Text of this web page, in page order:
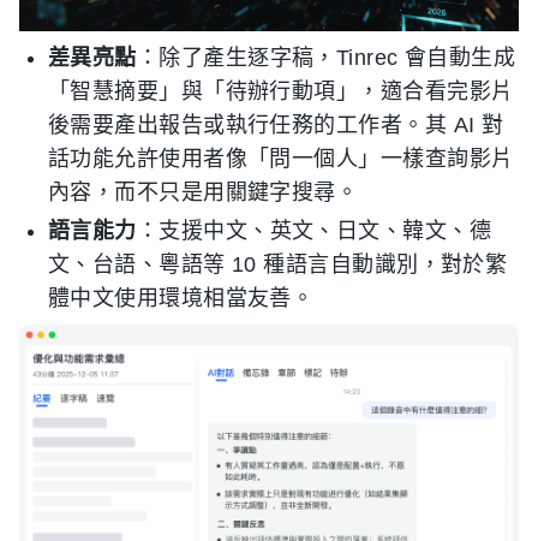
差異亮點 ：除了產生逐字稿，Tinrec 會自動生成
「智慧摘要」與「待辦行動項」，適合看完影片
後需要產出報告或執行任務的工作者。其 AI 對
話功能允許使用者像「問一個人」一樣查詢影片
內容，而不只是用關鍵字搜尋。
語言能力 ：支援中文、英文、日文、韓文、德
文、台語、粵語等 10 種語言自動識別，對於繁
體中文使用環境相當友善。